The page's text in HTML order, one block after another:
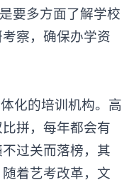
要多方面了解学校
察，确保办学资
化的培训机构。高
拼，每年都会有
过关而落榜，其
着艺考改革，文